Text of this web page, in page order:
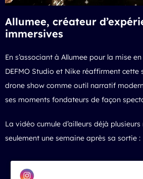
Allumee, créateur
immersives
En s’associant à Allumee pour la mise
DEFMO Studio et Nike réaffirment cette
drone show comme outil narratif
ses moments fondateurs de façon
La vidéo cumule d’ailleurs déjà
seulement une semaine après sa sortie :